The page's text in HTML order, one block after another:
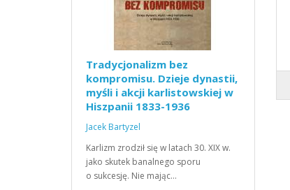
Tradycjonalizm bez
kompromisu. Dzieje dynastii,
myśli i akcji karlistowskiej w
Hiszpanii 1833-1936
Jacek Bartyzel
Karlizm zrodził się w latach 30. XIX w.
jako skutek banalnego sporu
o sukcesję. Nie mając…